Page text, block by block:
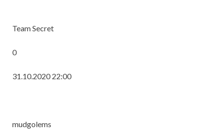
Team Secret
0
31.10.2020 22:00
mudgolems